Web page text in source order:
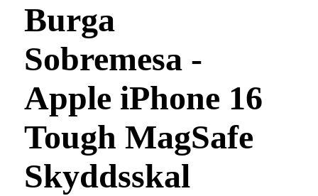
Burga
Sobremesa -
Apple iPhone 16
Tough MagSafe
Skyddsskal